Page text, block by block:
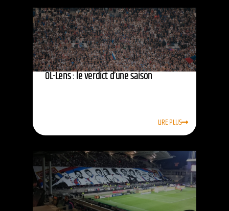
OL-Lens : le verdict d’une saison
LIRE PLUS